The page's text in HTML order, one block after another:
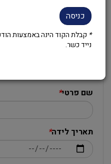
מספר ת.ז*
שם פרטי*
תאריך לידה*
כניסה
* קבלת הקוד הינה באמצעות
נייד כשר.